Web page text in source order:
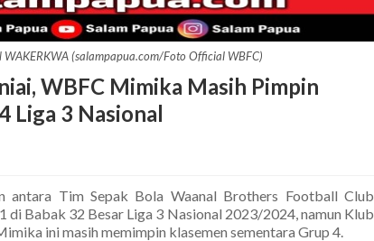
WAKERKWA (salampapua.com/Foto Official WBFC)
WBFC Mimika Masih Pimpin
Liga 3 Nasional
antara Tim Sepak Bola Waanal Brothers Football Club
di Babak 32 Besar Liga 3 Nasional 2023/2024, namun Klub
ini masih memimpin klasemen sementara Grup 4.